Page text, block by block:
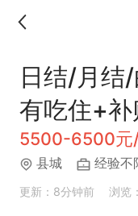
日结/月结
有吃住+补
5500-6500元
县城 经验不
更新：8分钟前 浏览